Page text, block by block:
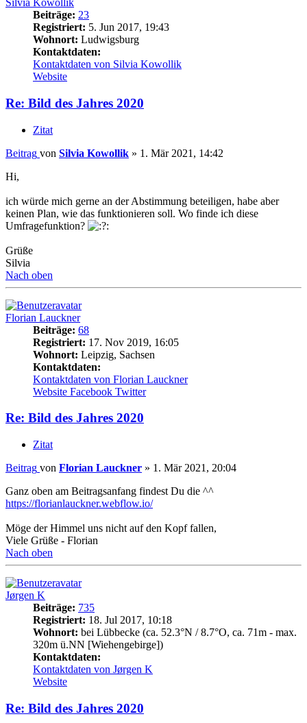
Silvia Kowollik
Beiträge: 23
Registriert: 5. Jun 2017, 19:43
Wohnort: Ludwigsburg
Kontaktdaten:
Kontaktdaten von Silvia Kowollik
Website
Re: Bild des Jahres 2020
Zitat
Beitrag von Silvia Kowollik » 1. Mär 2021, 14:42
Hi,
ich würde mich gerne an der Abstimmung beteiligen, habe aber
keinen Plan, wie das funktionieren soll. Wo finde ich diese
Umfragefunktion?
Grüße
Silvia
Nach oben
Florian Lauckner
Beiträge: 68
Registriert: 17. Nov 2019, 16:05
Wohnort: Leipzig, Sachsen
Kontaktdaten:
Kontaktdaten von Florian Lauckner
Website Facebook Twitter
Re: Bild des Jahres 2020
Zitat
Beitrag von Florian Lauckner » 1. Mär 2021, 20:04
Ganz oben am Beitragsanfang findest Du die ^^
https://florianlauckner.webflow.io/
Möge der Himmel uns nicht auf den Kopf fallen,
Viele Grüße - Florian
Nach oben
Jørgen K
Beiträge: 735
Registriert: 18. Jul 2017, 10:18
Wohnort: bei Lübbecke (ca. 52.3°N / 8.7°O, ca. 71m - max.
320m ü.NN [Wiehengebirge])
Kontaktdaten:
Kontaktdaten von Jørgen K
Website
Re: Bild des Jahres 2020